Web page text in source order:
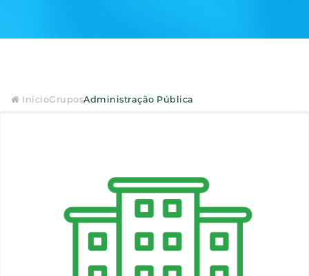
InícioGruposAdministração Pública